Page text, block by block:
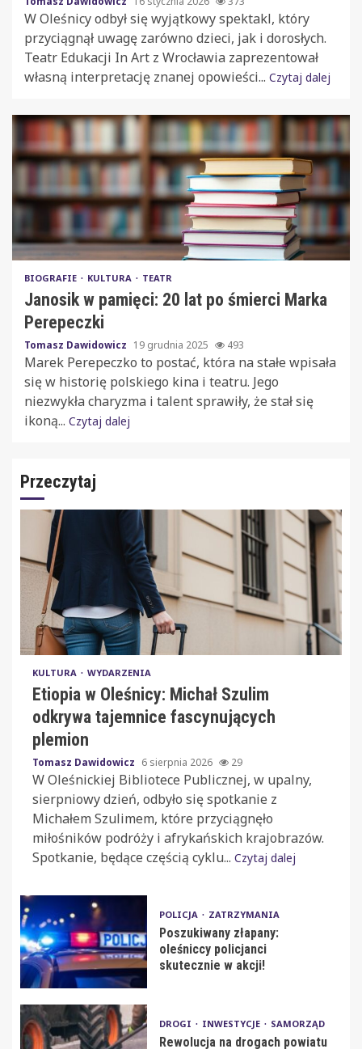
W Oleśnicy odbył się wyjątkowy spektakl, który
przyciągnął uwagę zarówno dzieci, jak i dorosłych.
Teatr Edukacji In Art z Wrocławia zaprezentował
własną interpretację znanej opowieści... Czytaj dalej
BIOGRAFIE KULTURA TEATR
Janosik w pamięci: 20 lat po śmierci Marka
Perepeczki
Tomasz Dawidowicz 19 grudnia 2025 493
Marek Perepeczko to postać, która na stałe wpisała
się w historię polskiego kina i teatru. Jego
niezwykła charyzma i talent sprawiły, że stał się
ikoną... Czytaj dalej
Przeczytaj
KULTURA WYDARZENIA
Etiopia w Oleśnicy: Michał Szulim
odkrywa tajemnice fascynujących
plemion
Tomasz Dawidowicz 6 sierpnia 2026 29
W Oleśnickiej Bibliotece Publicznej, w upalny,
sierpniowy dzień, odbyło się spotkanie z
Michałem Szulimem, które przyciągnęło
miłośników podróży i afrykańskich krajobrazów.
Spotkanie, będące częścią cyklu... Czytaj dalej
POLICJA ZATRZYMANIA
Poszukiwany złapany:
oleśniccy policjanci
skutecznie w akcji!
DROGI INWESTYCJE SAMORZĄD
Rewolucja na drogach powiatu